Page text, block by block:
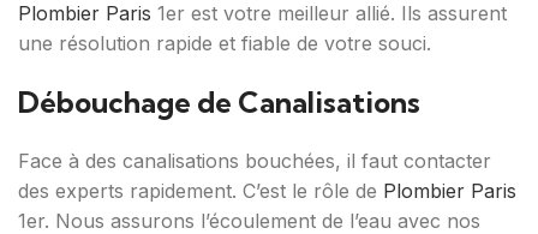
Plombier Paris 1er est votre meilleur allié. Ils assurent
une résolution rapide et fiable de votre souci.
Débouchage de Canalisations
Face à des canalisations bouchées, il faut contacter
des experts rapidement. C’est le rôle de Plombier Paris
1er. Nous assurons l’écoulement de l’eau avec nos